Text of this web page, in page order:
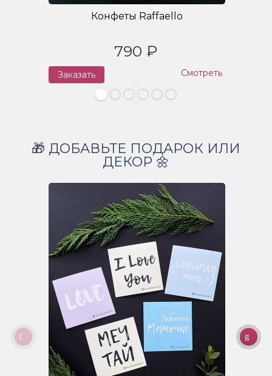
Конфеты Raffaello
790 ₽
Заказать Смотреть
🎁 ДОБАВЬТЕ ПОДАРОК ИЛИ
ДЕКОР 🌼